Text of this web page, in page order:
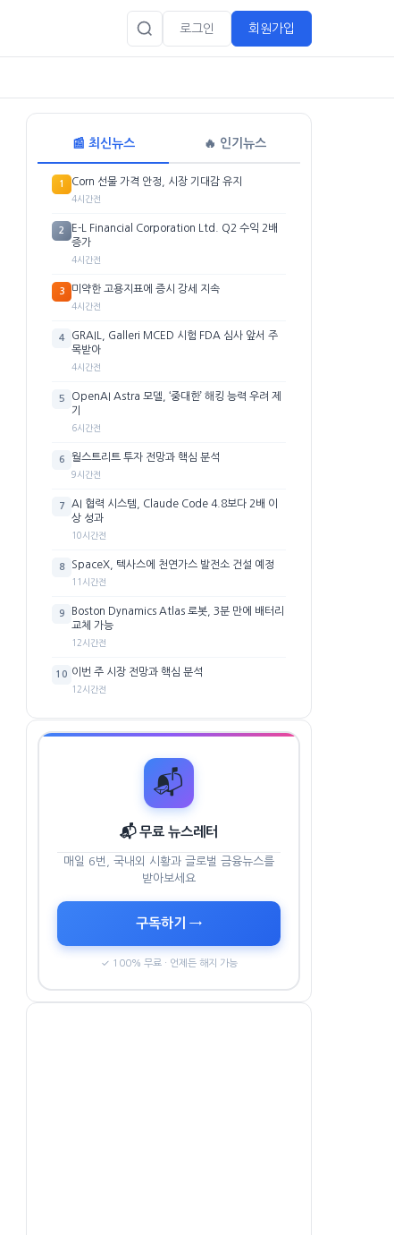
로그인 회원가입
📰 최신뉴스 🔥 인기뉴스
1 Corn 선물 가격 안정, 시장 기대감 유지
4시간전
2
E-L Financial Corporation Ltd. Q2 수익 2배
증가
4시간전
3 미약한 고용지표에 증시 강세 지속
4시간전
4
GRAIL, Galleri MCED 시험 FDA 심사 앞서 주
목받아
4시간전
5
OpenAI Astra 모델, ‘중대한’ 해킹 능력 우려 제
기
6시간전
6 월스트리트 투자 전망과 핵심 분석
9시간전
7
AI 협력 시스템, Claude Code 4.8보다 2배 이
상 성과
10시간전
8 SpaceX, 텍사스에 천연가스 발전소 건설 예정
11시간전
9
Boston Dynamics Atlas 로봇, 3분 만에 배터리
교체 가능
12시간전
10 이번 주 시장 전망과 핵심 분석
12시간전
📬
📬 무료 뉴스레터
매일 6번, 국내외 시황과 글로벌 금융뉴스를
받아보세요
구독하기 →
✓ 100% 무료 · 언제든 해지 가능